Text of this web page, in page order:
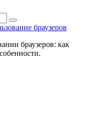
браузеров
браузеров: как